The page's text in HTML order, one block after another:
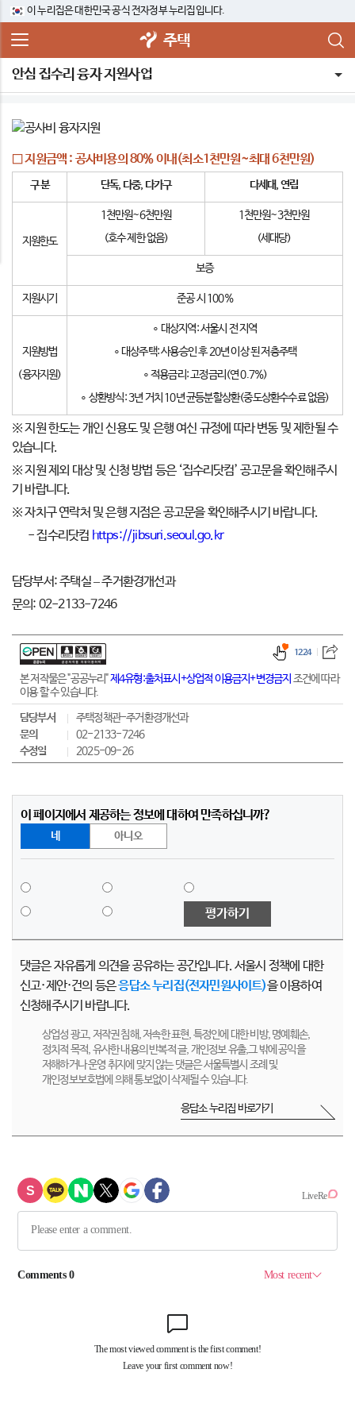
이 누리집은 대한민국 공식 전자정부 누리집입니다.
주택
안심 집수리 융자 지원사업
□ 지원금액 : 공사비용의 80% 이내(최소1천만원~최대 6천만원)
구 분 단독, 다중, 다가구 다세대,연립
지원한도
1천만원~6천만원
(호수 제한 없음)
1천만원~3천만원
(세대당)
보증
지원시기 준공 시 100%
지원방법
(융자지원)
∘ 대상지역: 서울시 전 지역
∘ 대상주택: 사용승인 후 20년 이상 된 저층주택
∘ 적용금리: 고정금리(연 0.7%)
∘ 상환방식: 3년 거치 10년 균등분할상환(중도상환수수료 없음)
※ 지원 한도는 개인 신용도 및 은행 여신 규정에 따라 변동 및 제한될 수
있습니다.
※ 지원 제외 대상 및 신청 방법 등은 ‘집수리닷컴’ 공고문을 확인해주시
기 바랍니다.
※ 자치구 연락처 및 은행 지점은 공고문을 확인해주시기 바랍니다.
- 집수리닷컴 https://jibsuri.seoul.go.kr
담당부서: 주택실 – 주거환경개선과
문의: 02-2133-7246
본 저작물은 "공공누리"제4유형:출처표시+상업적 이용금지+변경금지 조건에 따라
이용 할 수 있습니다.
1224
담당부서
주택정책관-주거환경개선과
문의
02-2133-7246
수정일
2025-09-26
이 페이지에서 제공하는 정보에 대하여 만족하십니까?
네 아니오
평가하기
댓글은 자유롭게 의견을 공유하는 공간입니다. 서울시 정책에 대한
신고·제안·건의 등은응답소 누리집(전자민원사이트)을 이용하여
신청해주시기 바랍니다.
상업성 광고, 저작권 침해, 저속한 표현, 특정인에 대한 비방, 명예훼손,
정치적 목적, 유사한 내용의 반복적 글, 개인정보 유출,그 밖에 공익을
저해하거나 운영 취지에 맞지 않는 댓글은 서울특별시 조례 및
개인정보보호법에 의해 통보없이 삭제될 수 있습니다.
응답소 누리집 바로가기